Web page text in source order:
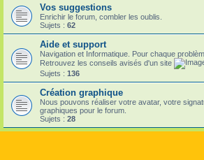
Vos suggestions
Enrichir le forum, combler les oublis.
Sujets : 62
Aide et support
Navigation et Informatique. Pour chaque
Retrouvez les conseils avisés d'un site
Sujets : 136
Création graphique
Nous pouvons réaliser votre avatar, votre
graphiques pour le forum.
Sujets : 28